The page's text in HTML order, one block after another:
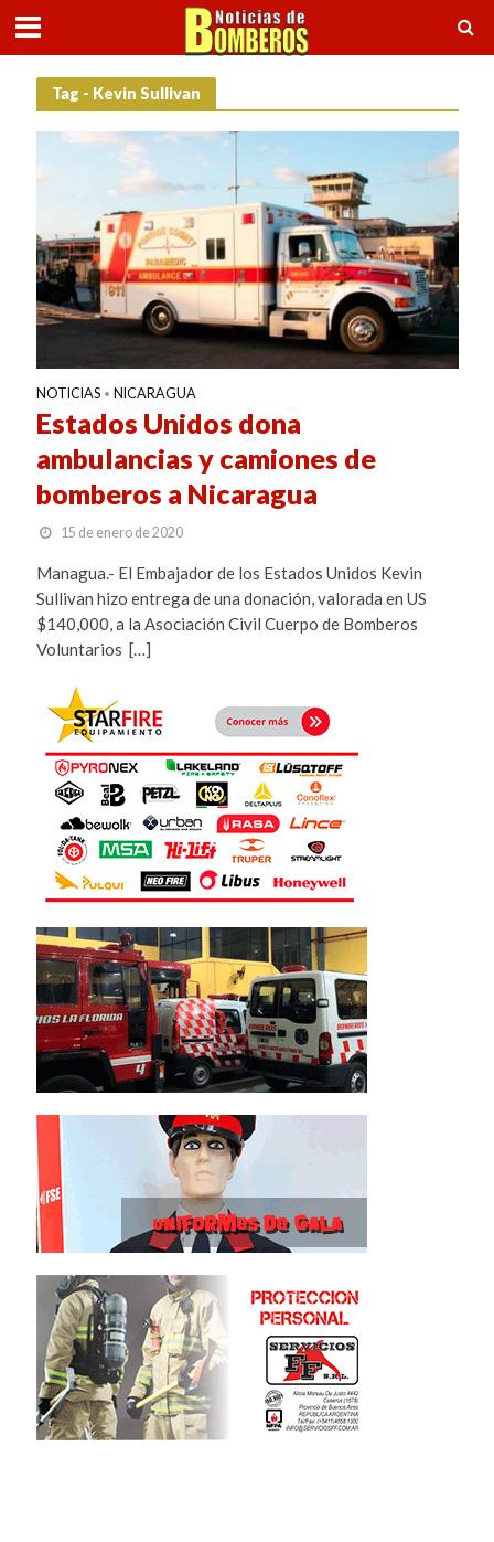
Tag - Kevin Sullivan
NOTICIAS • NICARAGUA
Estados Unidos dona
ambulancias y camiones de
bomberos a Nicaragua
15 de enero de 2020
Managua.- El Embajador de los Estados Unidos Kevin
Sullivan hizo entrega de una donación, valorada en US
$140,000, a la Asociación Civil Cuerpo de Bomberos
Voluntarios […]